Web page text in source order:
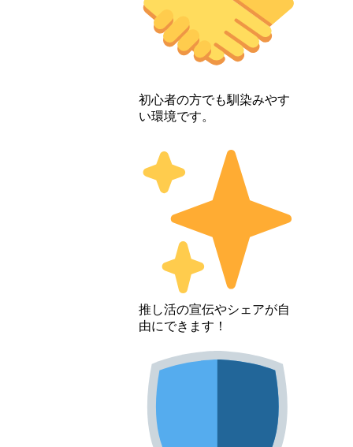
初心者の方でも馴染みやす
い環境です。
推し活の宣伝やシェアが自
由にできます！